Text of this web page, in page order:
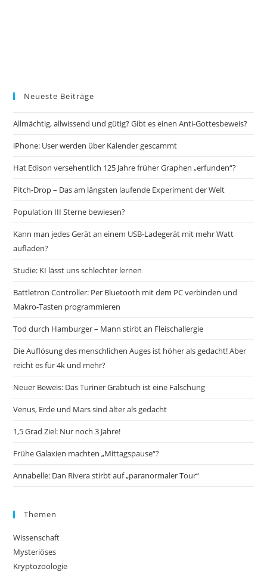
Neueste Beiträge
Allmächtig, allwissend und gütig? Gibt es einen Anti-Gottesbeweis?
iPhone: User werden über Kalender gescammt
Hat Edison versehentlich 125 Jahre früher Graphen „erfunden“?
Pitch-Drop – Das am längsten laufende Experiment der Welt
Population III Sterne bewiesen?
Kann man jedes Gerät an einem USB-Ladegerät mit mehr Watt
aufladen?
Studie: KI lässt uns schlechter lernen
Battletron Controller: Per Bluetooth mit dem PC verbinden und
Makro-Tasten programmieren
Tod durch Hamburger – Mann stirbt an Fleischallergie
Die Auflösung des menschlichen Auges ist höher als gedacht! Aber
reicht es für 4k und mehr?
Neuer Beweis: Das Turiner Grabtuch ist eine Fälschung
Venus, Erde und Mars sind älter als gedacht
1,5 Grad Ziel: Nur noch 3 Jahre!
Frühe Galaxien machten „Mittagspause“?
Annabelle: Dan Rivera stirbt auf „paranormaler Tour“
Themen
Wissenschaft
Mysteriöses
Kryptozoologie